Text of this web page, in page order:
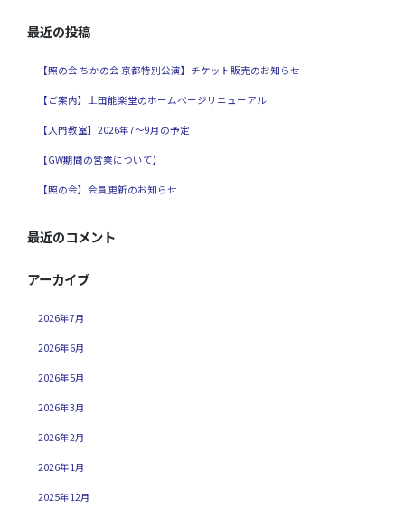
最近の投稿
【照の会 ちかの会 京都特別公演】チケット販売のお知らせ
【ご案内】上田能楽堂のホームページリニューアル
【入門教室】2026年7～9月の予定
【GW期間の営業について】
【照の会】会員更新のお知らせ
最近のコメント
アーカイブ
2026年7月
2026年6月
2026年5月
2026年3月
2026年2月
2026年1月
2025年12月